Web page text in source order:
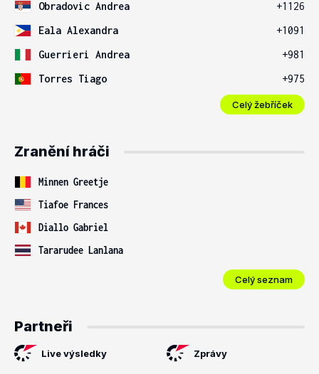
Obradovic Andrea
+1126
Eala Alexandra
+1091
Guerrieri Andrea
+981
Torres Tiago
+975
Celý žebříček
Zranění hráči
Minnen Greetje
Tiafoe Frances
Diallo Gabriel
Tararudee Lanlana
Celý seznam
Partneři
Live výsledky Zprávy